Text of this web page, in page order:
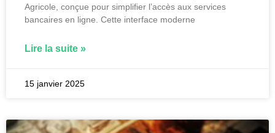
Agricole, conçue pour simplifier l’accès aux services
bancaires en ligne. Cette interface moderne
Lire la suite »
15 janvier 2025